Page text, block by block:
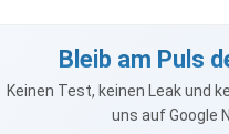
Bleib am Puls
Keinen Test, keinen Leak und
uns auf Google